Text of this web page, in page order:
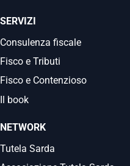
SERVIZI
Consulenza fiscale
Fisco e Tributi
Fisco e Contenzioso
Il book
NETWORK
Tutela Sarda